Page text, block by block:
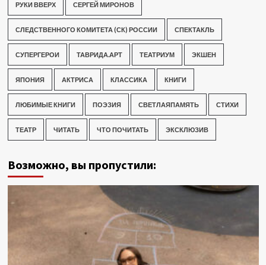
РУКИ ВВЕРХ СЕРГЕЙ МИРОНОВ
СЛЕДСТВЕННОГО КОМИТЕТА (СК) РОССИИ СПЕКТАКЛЬ
СУПЕРГЕРОИ ТАВРИДА.АРТ ТЕАТРИУМ ЭКШЕН
ЯПОНИЯ АКТРИСА КЛАССИКА КНИГИ
ЛЮБИМЫЕ КНИГИ ПОЭЗИЯ СВЕТЛАЯПАМЯТЬ СТИХИ
ТЕАТР ЧИТАТЬ ЧТО ПОЧИТАТЬ ЭКСКЛЮЗИВ
Возможно, вы пропустили: